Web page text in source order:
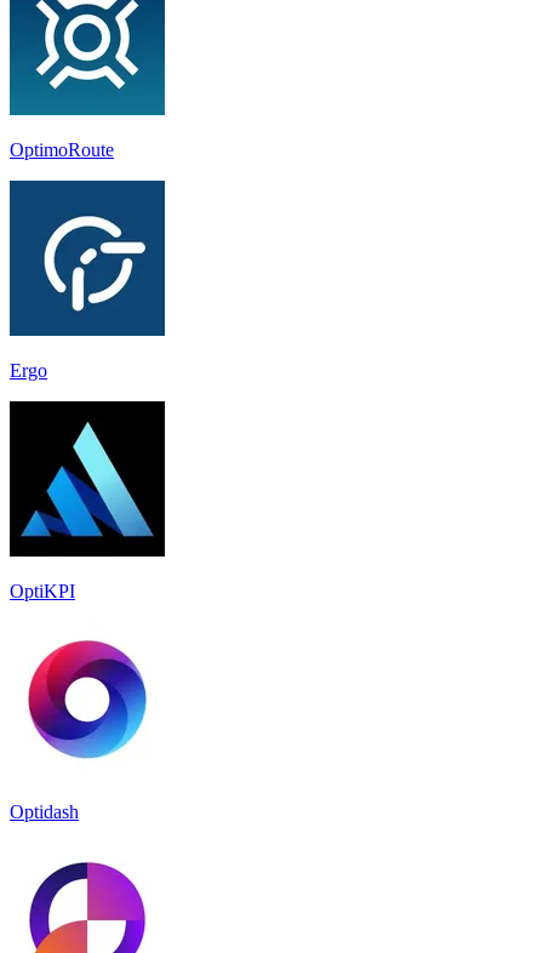
OptimoRoute
Ergo
OptiKPI
Optidash